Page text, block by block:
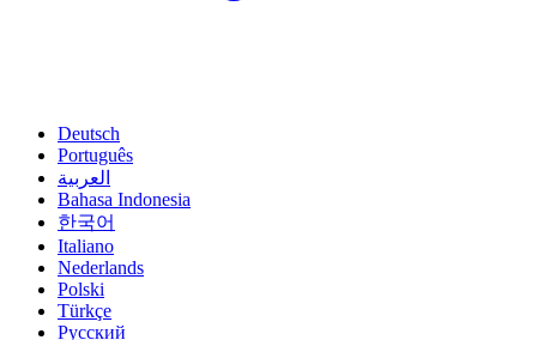
Deutsch
Português
العربية
Bahasa Indonesia
한국어
Italiano
Nederlands
Polski
Türkçe
Русский